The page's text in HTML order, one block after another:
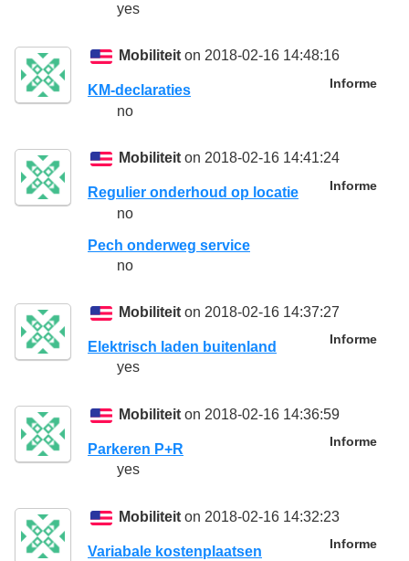
yes
Mobiliteit on 2018-02-16 14:48:16
Informe
KM-declaraties
no
Mobiliteit on 2018-02-16 14:41:24
Informe
Regulier onderhoud op locatie
no
Pech onderweg service
no
Mobiliteit on 2018-02-16 14:37:27
Informe
Elektrisch laden buitenland
yes
Mobiliteit on 2018-02-16 14:36:59
Informe
Parkeren P+R
yes
Mobiliteit on 2018-02-16 14:32:23
Informe
Variabale kostenplaatsen